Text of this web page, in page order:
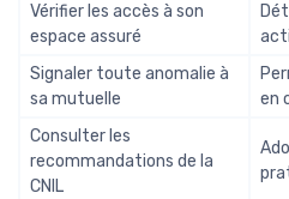
Vérifier les accès à son
espace assuré
Signaler toute anomalie à
sa mutuelle
en
Consulter les
recommandations de la
CNIL